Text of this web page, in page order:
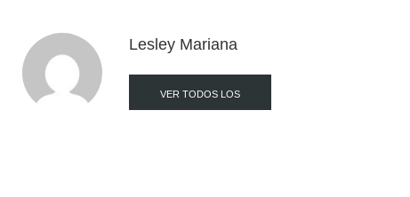
Lesley Mariana
VER TODOS LOS